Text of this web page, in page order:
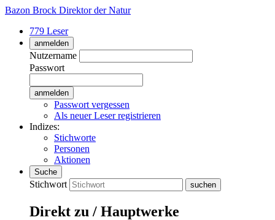
Bazon Brock Direktor der Natur
779 Leser
anmelden
Nutzername
Passwort
Passwort vergessen
Als neuer Leser registrieren
Indizes:
Stichworte
Personen
Aktionen
Suche
Stichwort
Direkt zu / Hauptwerke